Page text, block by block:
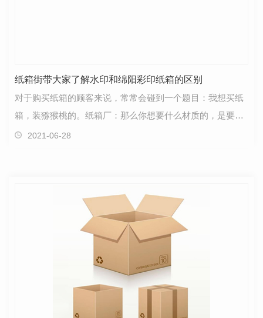
纸箱街带大家了解水印和绵阳彩印纸箱的区别
对于购买纸箱的顾客来说，常常会碰到一个题目：我想买纸
箱，装猕猴桃的。纸箱厂：那么你想要什么材质的，是要水
印的仍是彩印的？立马就蒙了。纸箱街带大家了解水印…
2021-06-28